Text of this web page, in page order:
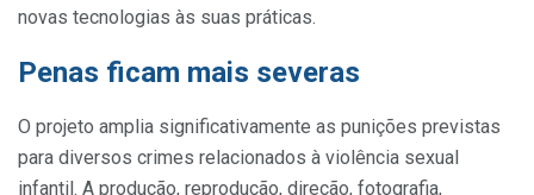
novas tecnologias às suas práticas.
Penas ficam mais severas
O projeto amplia significativamente as punições previstas
para diversos crimes relacionados à violência sexual
infantil. A produção, reprodução, direção, fotografia,